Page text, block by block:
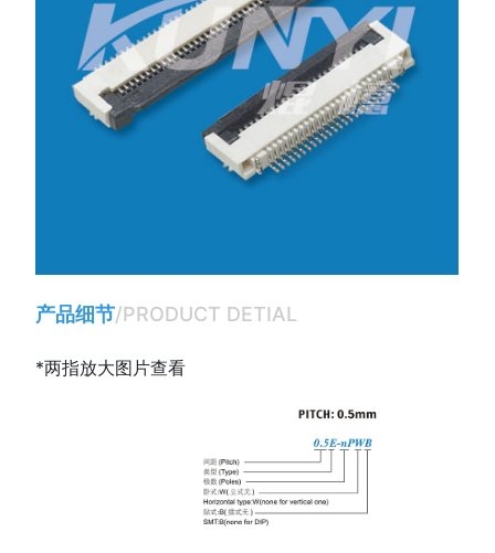
产品细节/PRODUCT DETIAL
*两指放大图片查看